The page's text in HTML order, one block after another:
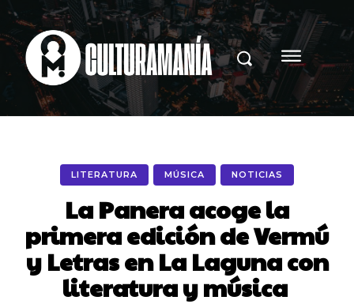
LITERATURA MÚSICA NOTICIAS
La Panera acoge la
primera edición de Vermú
y Letras en La Laguna con
literatura y música